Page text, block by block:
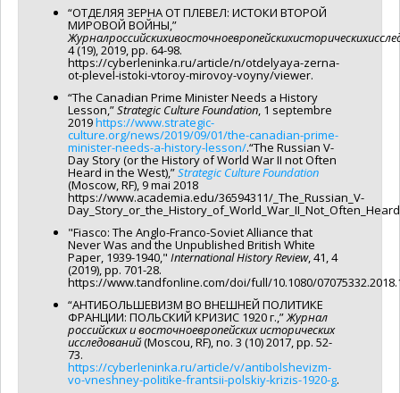
“ОТДЕЛЯЯ ЗЕРНА ОТ ПЛЕВЕЛ: ИСТОКИ ВТОРОЙ
МИРОВОЙ ВОЙНЫ,”
Журналроссийскихивосточноевропейскихисторических
4 (19), 2019, pp. 64-98.
https://cyberleninka.ru/article/n/otdelyaya-zerna-
ot-plevel-istoki-vtoroy-mirovoy-voyny/viewer.
“The Canadian Prime Minister Needs a History
Lesson,”Strategic Culture Foundation, 1 septembre
2019https://www.strategic-
culture.org/news/2019/09/01/the-canadian-prime-
minister-needs-a-history-lesson/.“The Russian V-
Day Story (or the History of World War II not Often
Heard in the West),”Strategic Culture Foundation
(Moscow, RF), 9 mai 2018
https://www.academia.edu/36594311/_The_Russian_V-
"Fiasco: The Anglo-Franco-Soviet Alliance that
Never Was and the Unpublished British White
Paper, 1939-1940," International History Review, 41, 4
(2019), pp. 701-28.
https://www.tandfonline.com/doi/full/10.1080/
“АНТИБОЛЬШЕВИЗМ ВО ВНЕШНЕЙ ПОЛИТИКЕ
ФРАНЦИИ: ПОЛЬСКИЙ КРИЗИС 1920 г.,”Журнал
российских и восточноевропейских исторических
исследований(Moscou, RF), no. 3 (10) 2017, pp. 52-
73.
https://cyberleninka.ru/article/v/antibolshevizm-
vo-vneshney-politike-frantsii-polskiy-krizis-1920-g.